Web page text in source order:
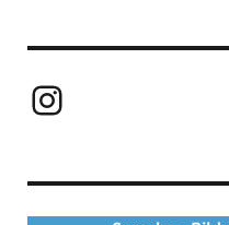
Instagram